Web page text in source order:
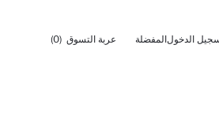
الدخولالمفضلة عربة التسوق (0)